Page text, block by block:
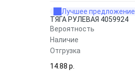
Лучшее предложение
ТЯГА РУЛЕВАЯ 4059924
Вероятность
Наличие
Отгрузка
14.88 p.